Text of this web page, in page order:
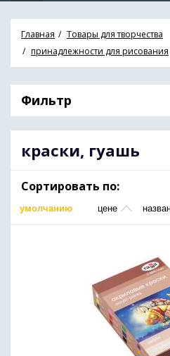
Главная
Товары для творчества
принадлежности для рисования
Фильтр
краски, гуашь
Сортировать по:
умолчанию цене